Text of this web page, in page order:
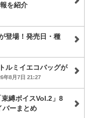
を紹介
登場！発売日・種
ルミイエコバッグが
年8月7日 21:27
縛ボイスVol.2」8
バーまとめ